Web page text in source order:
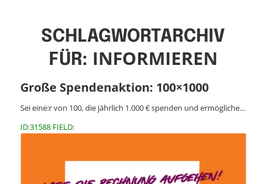
SCHLAGWORTARCHIV
FÜR: INFORMIEREN
Große Spendenaktion: 100×1000
Sei eine:r von 100, die jährlich 1.000 € spenden und ermögliche…
ID:31588 FIELD: